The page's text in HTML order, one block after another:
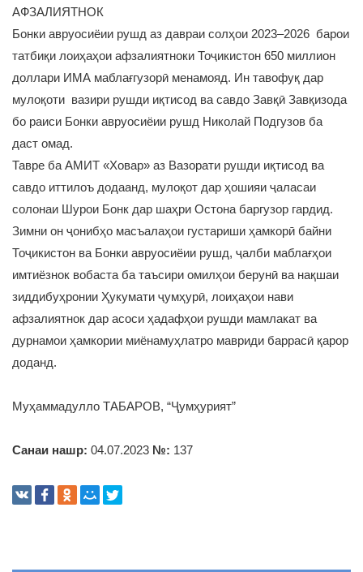
АФЗАЛИЯТНОК
Бонки авруосиёии рушд аз давраи солҳои 2023–2026 барои
татбиқи лоиҳаҳои афзалиятноки Тоҷикистон 650 миллион
доллари ИМА маблағгузорӣ менамояд. Ин тавофуқ дар
мулоқоти вазири рушди иқтисод ва савдо Завқӣ Завқизода
бо раиси Бонки авруосиёии рушд Николай Подгузов ба
даст омад.
Тавре ба АМИТ «Ховар» аз Вазорати рушди иқтисод ва
савдо иттилоъ додаанд, мулоқот дар ҳошияи ҷаласаи
солонаи Шурои Бонк дар шаҳри Остона баргузор гардид.
Зимни он ҷонибҳо масъалаҳои густариши ҳамкорӣ байни
Тоҷикистон ва Бонки авруосиёии рушд, ҷалби маблағҳои
имтиёзнок вобаста ба таъсири омилҳои берунӣ ва нақшаи
зиддибуҳронии Ҳукумати ҷумҳурӣ, лоиҳаҳои нави
афзалиятнок дар асоси ҳадафҳои рушди мамлакат ва
дурнамои ҳамкории миёнамуҳлатро мавриди баррасӣ қарор
доданд.
Муҳаммадулло ТАБАРОВ, “Ҷумҳурият”
Санаи нашр: 04.07.2023 №: 137